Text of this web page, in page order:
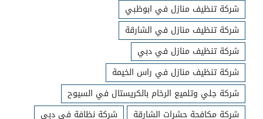
شركة تنظيف منازل في ابوظبي
شركة تنظيف منازل في الشارقة
شركة تنظيف منازل في دبي
شركة تنظيف منازل في راس الخيمة
شركة جلي وتلميع الرخام بالكريستال في السيوح
شركة مكافحة حشرات الشارقة
شركة نظافة في دبي